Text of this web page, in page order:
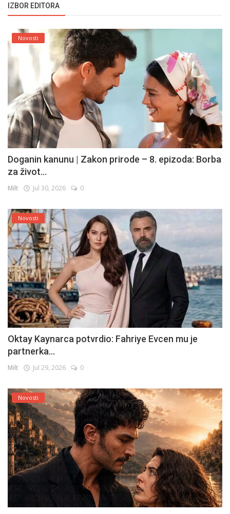
IZBOR EDITORA
Novosti
Doganin kanunu | Zakon prirode – 8. epizoda: Borba
za život...
Milt Jul 30, 2026 0
Novosti
Oktay Kaynarca potvrdio: Fahriye Evcen mu je
partnerka...
Milt Jul 29, 2026 0
Novosti